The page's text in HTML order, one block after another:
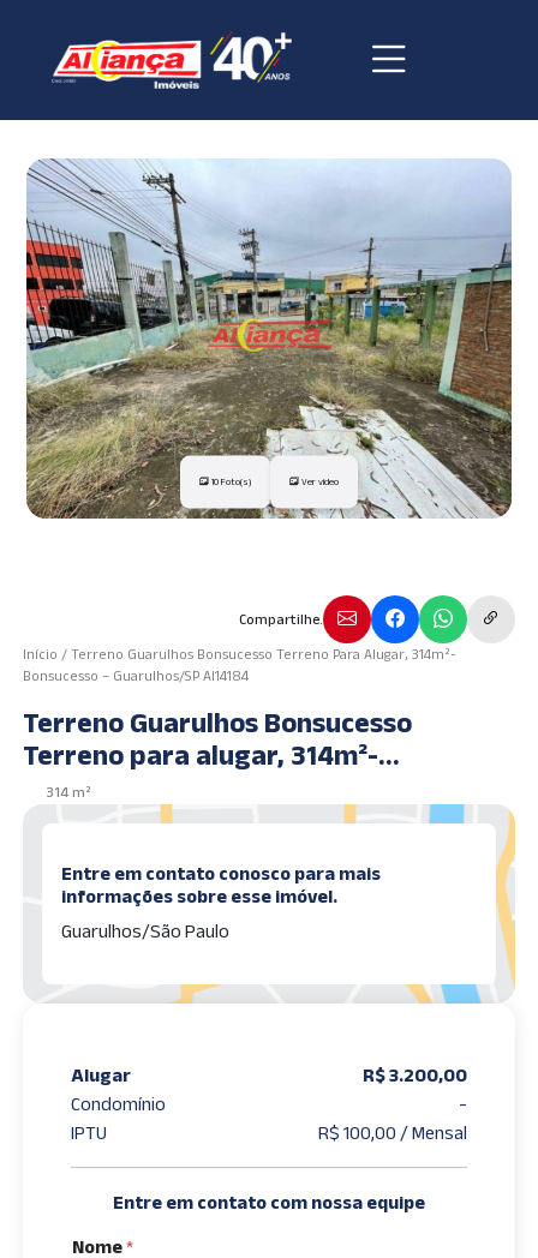
10 Foto(s) Ver vídeo
Compartilhe.
Início /Terreno Guarulhos Bonsucesso Terreno Para Alugar, 314m²-
Bonsucesso – Guarulhos/SP AI14184
Terreno Guarulhos Bonsucesso
Terreno para alugar, 314m²-
314 m²
Entre em contato conosco para mais
informações sobre esse imóvel.
Guarulhos/São Paulo
Alugar
R$ 3.200,00
Condomínio
-
IPTU
R$ 100,00 / Mensal
Entre em contato com nossa equipe
Nome*